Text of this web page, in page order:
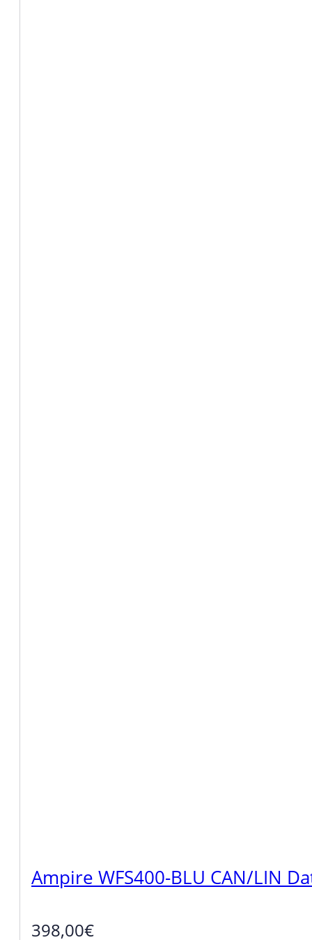
Ampire WFS400-BLU CAN/LIN
398,00€